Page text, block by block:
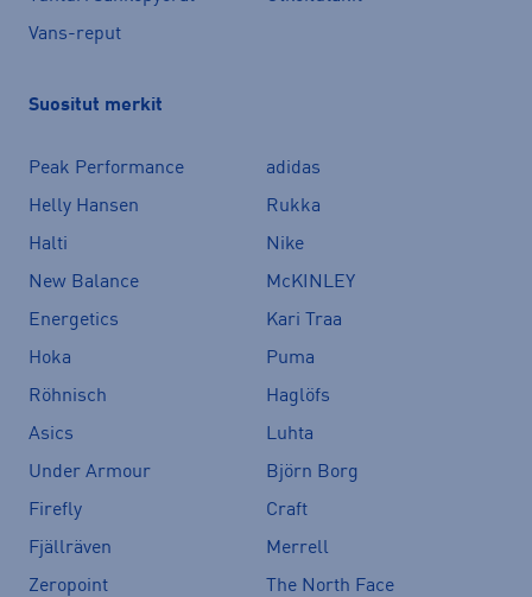
Vans-reput
Suositut merkit
Peak Performance
adidas
Helly Hansen
Rukka
Halti
Nike
New Balance
McKINLEY
Energetics
Kari Traa
Hoka
Puma
Röhnisch
Haglöfs
Asics
Luhta
Under Armour
Björn Borg
Firefly
Craft
Fjällräven
Merrell
Zeropoint
The North Face